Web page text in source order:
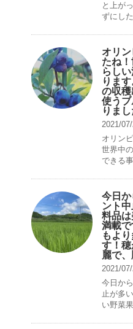
と上が
ずにし
オリ
たね
らし
りま
の収
使うブ
りまし
2021/
オリン
世界中
できる
今日
ント
料品
満載
もよ
す！
麗で、
2021/
今日か
止が多
い野菜